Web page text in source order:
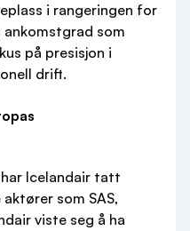
i rangeringen for
som
på presisjon i
drift.
Icelandair tatt
som SAS,
viste seg å ha